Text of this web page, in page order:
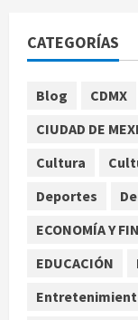
CATEGORÍAS
Blog CDMX
CIUDAD DE
Cultura
Deportes
ECONOMÍA Y
EDUCACIÓN